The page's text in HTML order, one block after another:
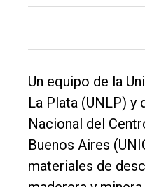
único
DIARIO
Balcarce
Un equipo de la
La Plata (UNLP) y
Nacional del
Buenos Aires
materiales de